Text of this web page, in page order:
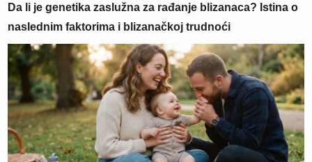
Da li je genetika zaslužna za rađanje blizanaca? Istina o
naslednim faktorima i blizanačkoj trudnoći